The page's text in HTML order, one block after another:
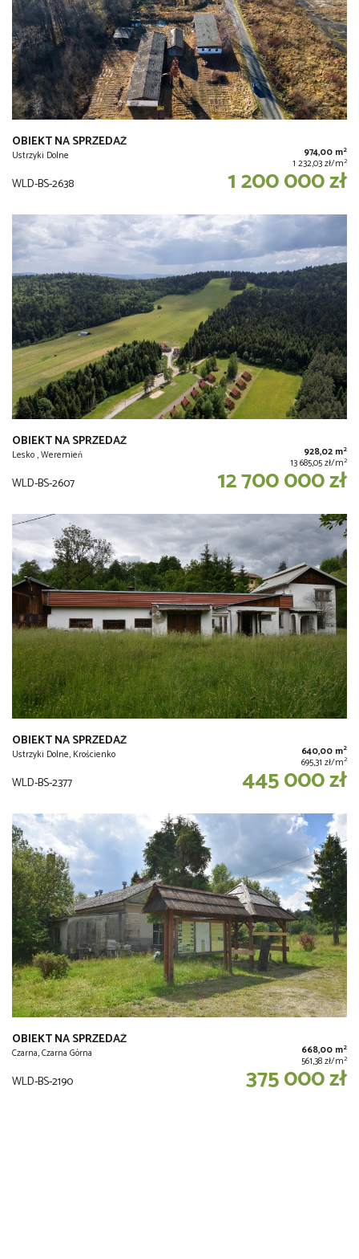
OBIEKT NA SPRZEDAŻ
Ustrzyki Dolne 974,00 m2
1 232,03 zł/m2
WLD-BS-2638 1 200 000 zł
OBIEKT NA SPRZEDAŻ
Lesko , Weremień 928,02 m2
13 685,05 zł/m2
WLD-BS-2607 12 700 000 zł
OBIEKT NA SPRZEDAŻ
Ustrzyki Dolne, Krościenko 640,00 m2
695,31 zł/m2
WLD-BS-2377 445 000 zł
OBIEKT NA SPRZEDAŻ
Czarna, Czarna Górna 668,00 m2
561,38 zł/m2
WLD-BS-2190 375 000 zł